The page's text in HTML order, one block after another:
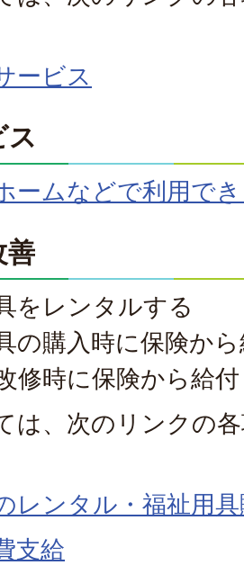
ービス
ス
ームなどで利用で
善
をレンタルする
の購入時に保険か
修時に保険から給付
は、次のリンクの
レンタル・福祉用
支給